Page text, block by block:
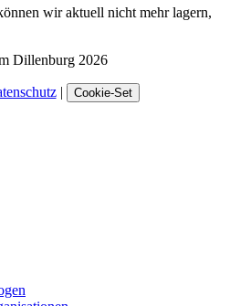
wir aktuell nicht mehr lagern,
Dillenburg 2026
| Cookie-Set